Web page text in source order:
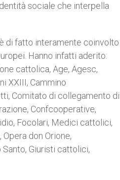
sociale che interpella
di fatto interamente coinvolto
Hanno infatti aderito:
cattolica, Age, Agesc,
XXIII, Cammino
Comitato di collegamento di
Confcooperative,
Focolari, Medici cattolici,
don Orione,
Giuristi cattolici,